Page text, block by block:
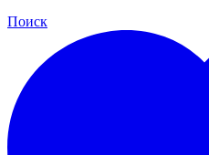
Поиск